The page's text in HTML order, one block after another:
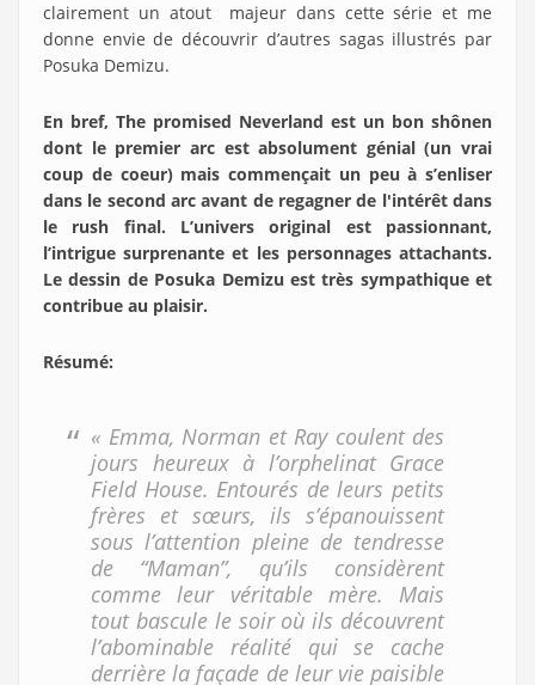
clairement un atout majeur dans cette série et me
donne envie de découvrir d’autres sagas illustrés par
Posuka Demizu.
En bref, The promised Neverland est un bon shônen
dont le premier arc est absolument génial (un vrai
coup de coeur) mais commençait un peu à s’enliser
dans le second arc avant de regagner de l'intérêt dans
le rush final. L’univers original est passionnant,
l’intrigue surprenante et les personnages attachants.
Le dessin de Posuka Demizu est très sympathique et
contribue au plaisir.
Résumé:
« Emma, Norman et Ray coulent des
jours heureux à l’orphelinat Grace
Field House. Entourés de leurs petits
frères et sœurs, ils s’épanouissent
sous l’attention pleine de tendresse
de “Maman”, qu’ils considèrent
comme leur véritable mère. Mais
tout bascule le soir où ils découvrent
l’abominable réalité qui se cache
derrière la façade de leur vie paisible